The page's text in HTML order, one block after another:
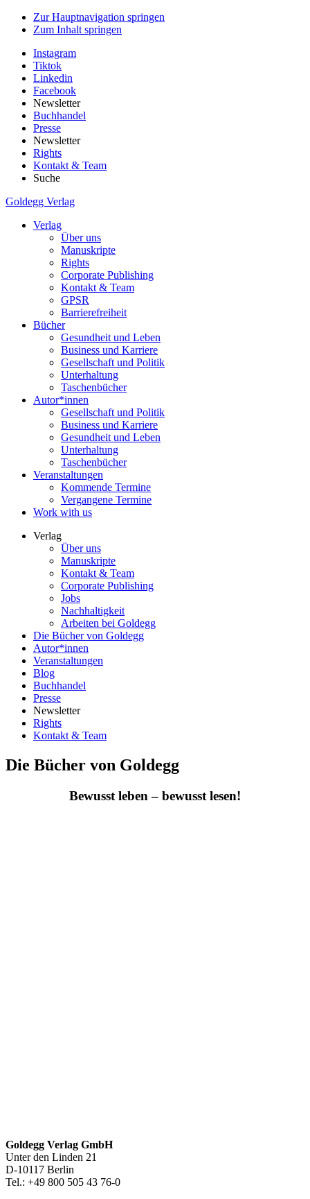
Zur Hauptnavigation springen
Zum Inhalt springen
Instagram
Tiktok
Linkedin
Facebook
Newsletter
Buchhandel
Presse
Newsletter
Rights
Kontakt & Team
Suche
Goldegg Verlag
Verlag
Über uns
Manuskripte
Rights
Corporate Publishing
Kontakt & Team
GPSR
Barrierefreiheit
Bücher
Gesundheit und Leben
Business und Karriere
Gesellschaft und Politik
Unterhaltung
Taschenbücher
Autor*innen
Gesellschaft und Politik
Business und Karriere
Gesundheit und Leben
Unterhaltung
Taschenbücher
Veranstaltungen
Kommende Termine
Vergangene Termine
Work with us
Verlag
Über uns
Manuskripte
Kontakt & Team
Corporate Publishing
Jobs
Nachhaltigkeit
Arbeiten bei Goldegg
Die Bücher von Goldegg
Autor*innen
Veranstaltungen
Blog
Buchhandel
Presse
Newsletter
Rights
Kontakt & Team
Die Bücher von Goldegg
Bewusst leben – bewusst lesen!
Footer-
Section
Goldegg Verlag GmbH
Unter den Linden 21
D-10117 Berlin
Tel.: +49 800 505 43 76-0